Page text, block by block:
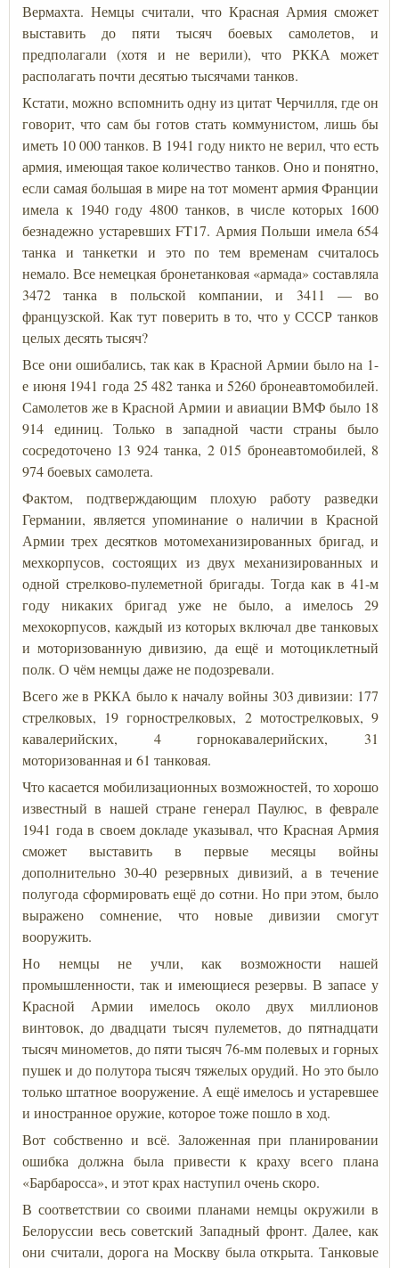
Вермахта. Немцы считали, что Красная Армия сможет
выставить до пяти тысяч боевых самолетов, и
предполагали (хотя и не верили), что РККА может
располагать почти десятью тысячами танков.
Кстати, можно вспомнить одну из цитат Черчилля, где он
говорит, что сам бы готов стать коммунистом, лишь бы
иметь 10 000 танков. В 1941 году никто не верил, что есть
армия, имеющая такое количество танков. Оно и понятно,
если самая большая в мире на тот момент армия Франции
имела к 1940 году 4800 танков, в числе которых 1600
безнадежно устаревших FT17. Армия Польши имела 654
танка и танкетки и это по тем временам считалось
немало. Все немецкая бронетанковая «армада» составляла
3472 танка в польской компании, и 3411 — во
французской. Как тут поверить в то, что у СССР танков
целых десять тысяч?
Все они ошибались, так как в Красной Армии было на 1-
е июня 1941 года 25 482 танка и 5260 бронеавтомобилей.
Самолетов же в Красной Армии и авиации ВМФ было 18
914 единиц. Только в западной части страны было
сосредоточено 13 924 танка, 2 015 бронеавтомобилей, 8
974 боевых самолета.
Фактом, подтверждающим плохую работу разведки
Германии, является упоминание о наличии в Красной
Армии трех десятков мотомеханизированных бригад, и
мехкорпусов, состоящих из двух механизированных и
одной стрелково-пулеметной бригады. Тогда как в 41-м
году никаких бригад уже не было, а имелось 29
мехокорпусов, каждый из которых включал две танковых
и моторизованную дивизию, да ещё и мотоциклетный
полк. О чём немцы даже не подозревали.
Всего же в РККА было к началу войны 303 дивизии: 177
стрелковых, 19 горнострелковых, 2 мотострелковых, 9
кавалерийских, 4 горнокавалерийских, 31
моторизованная и 61 танковая.
Что касается мобилизационных возможностей, то хорошо
известный в нашей стране генерал Паулюс, в феврале
1941 года в своем докладе указывал, что Красная Армия
сможет выставить в первые месяцы войны
дополнительно 30-40 резервных дивизий, а в течение
полугода сформировать ещё до сотни. Но при этом, было
выражено сомнение, что новые дивизии смогут
вооружить.
Но немцы не учли, как возможности нашей
промышленности, так и имеющиеся резервы. В запасе у
Красной Армии имелось около двух миллионов
винтовок, до двадцати тысяч пулеметов, до пятнадцати
тысяч минометов, до пяти тысяч 76-мм полевых и горных
пушек и до полутора тысяч тяжелых орудий. Но это было
только штатное вооружение. А ещё имелось и устаревшее
и иностранное оружие, которое тоже пошло в ход.
Вот собственно и всё. Заложенная при планировании
ошибка должна была привести к краху всего плана
«Барбаросса», и этот крах наступил очень скоро.
В соответствии со своими планами немцы окружили в
Белоруссии весь советский Западный фронт. Далее, как
они считали, дорога на Москву была открыта. Танковые